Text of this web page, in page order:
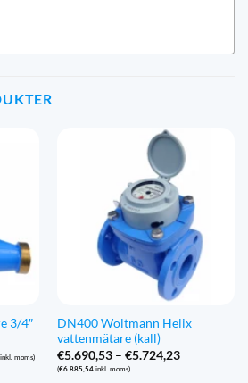
3/4″
moms)
DN400 Woltmann Helix
vattenmätare (kall)
€5.690,53 – €5.724,23
(€6.885,54inkl. moms)